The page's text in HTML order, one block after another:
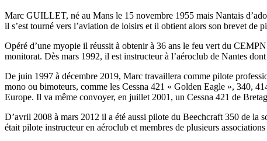
Marc GUILLET, né au Mans le 15 novembre 1955 mais Nantais
il s’est tourné vers l’aviation de loisirs et il obtient alors son brevet de
Opéré d’une myopie il réussit à obtenir à 36 ans le feu vert du
monitorat. Dès mars 1992, il est instructeur à l’aéroclub de Nantes
De juin 1997 à décembre 2019, Marc travaillera comme pilote
mono ou bimoteurs, comme les Cessna 421 « Golden Eagle », 340,
Europe. Il va même convoyer, en juillet 2001, un Cessna 421 de
D’avril 2008 à mars 2012 il a été aussi pilote du Beechcraft 350 de
était pilote instructeur en aéroclub et membres de plusieurs